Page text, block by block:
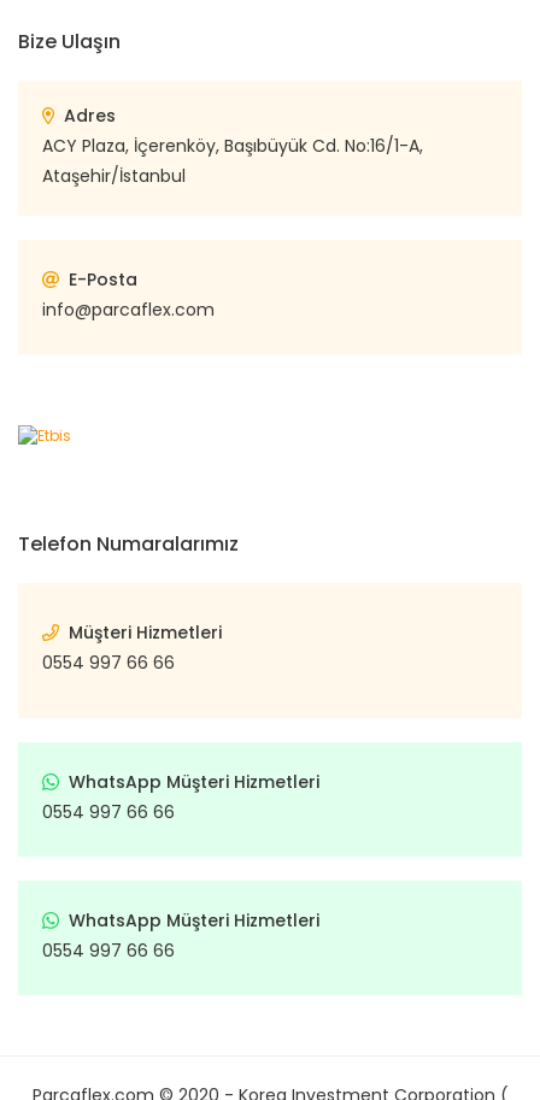
Bize Ulaşın
Adres
ACY Plaza, İçerenköy, Başıbüyük Cd. No:16/1-A,
Ataşehir/İstanbul
E-Posta
info@parcaflex.com
Telefon Numaralarımız
Müşteri Hizmetleri
0554 997 66 66
WhatsApp Müşteri Hizmetleri
0554 997 66 66
WhatsApp Müşteri Hizmetleri
0554 997 66 66
Parcaflex.com © 2020 - Korea Investment Corporation (